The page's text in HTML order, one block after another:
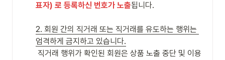
표자) 로 등록하신 번호가 노출됩니다.
2. 회원 간의 직거래 또는 직거래를 유도하는 행위는